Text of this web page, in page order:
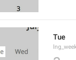
Tue